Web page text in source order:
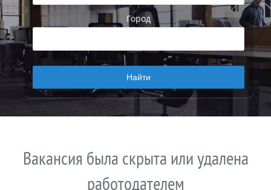
Город
Вакансия была скрыта или удалена
работодателем